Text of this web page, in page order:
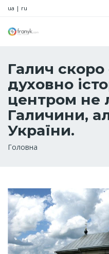
ua | ru
Галич скоро
духовно
центром не
Галичини,
України.
Рядок
Головна